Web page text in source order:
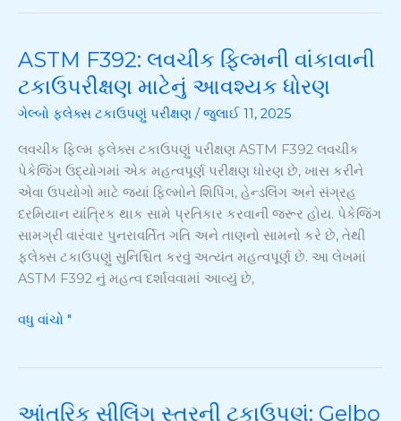
ASTM F392: લવચીક ફિલ્મની વાંકાવાની
ટકાઉપરીક્ષણ માટેનું આવશ્યક ધોરણ
ગેલ્બો ફ્લેક્સ ટકાઉપણું પરીક્ષણ /જુલાઈ 11, 2025
લવચીક ફિલ્મ ફ્લેક્સ ટકાઉપણું પરીક્ષણ ASTM F392 લવચીક
પેકેજિંગ ઉદ્યોગમાં એક મહત્વપૂર્ણ પરીક્ષણ ધોરણ છે, ખાસ કરીને
એવા ઉપયોગો માટે જ્યાં ફિલ્મોને શિપિંગ, હેન્ડલિંગ અને સંગ્રહ
દરમિયાન યાંત્રિક થાક સામે પ્રતિકાર કરવાની જરૂર હોય. પેકેજિંગ
સામગ્રી વારંવાર પુનરાવર્તિત ગતિ અને તાણનો સામનો કરે છે, તેથી
ફ્લેક્સ ટકાઉપણું સુનિશ્ચિત કરવું અત્યંત મહત્વપૂર્ણ છે. આ લેખમાં
ASTM F392 નું મહત્વ દર્શાવવામાં આવ્યું છે,
ASTM
F392:
લવચીક
ફિલ્મની
વાંકાવાની
ટકાઉપરીક્ષણ
માટેનું
આવશ્યક
ધોરણ
વધુ વાંચો "
આંતરિક સીલિંગ સ્તરની ટકાઉપણું: Gelbo
આંતરિક